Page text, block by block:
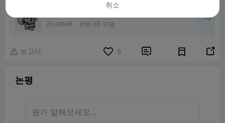
20.09MB 관련 3D 모델
 보고서 5  
논평
취소